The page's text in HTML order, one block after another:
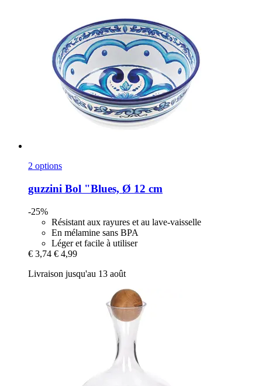
2 options
guzzini Bol "Blues, Ø 12 cm
-25%
Résistant aux rayures et au lave-vaisselle
En mélamine sans BPA
Léger et facile à utiliser
€ 3,74 € 4,99
Livraison jusqu'au 13 août